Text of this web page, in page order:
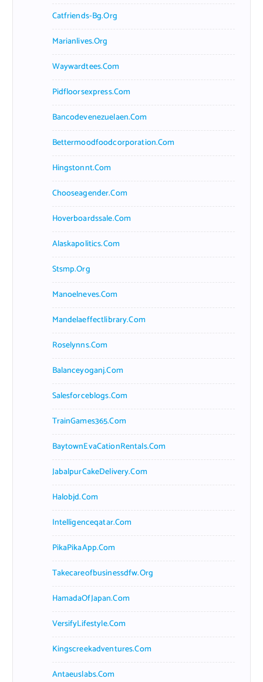
Catfriends-Bg.org
Marianlives.org
Waywardtees.com
Pidfloorsexpress.com
Bancodevenezuelaen.com
Bettermoodfoodcorporation.com
Hingstonnt.com
Chooseagender.com
Hoverboardssale.com
Alaskapolitics.com
Stsmp.org
Manoelneves.com
Mandelaeffectlibrary.com
Roselynns.com
Balanceyoganj.com
Salesforceblogs.com
TrainGames365.com
BaytownEvaCationRentals.com
JabalpurCakeDelivery.com
Halobjd.com
Intelligenceqatar.com
PikaPikaApp.com
Takecareofbusinessdfw.org
HamadaOfJapan.com
VersifyLifestyle.com
Kingscreekadventures.com
Antaeuslabs.com